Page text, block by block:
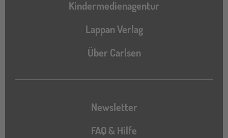
Kindermedienagentur
Lappan Verlag
Über Carlsen
Newsletter
FAQ & Hilfe